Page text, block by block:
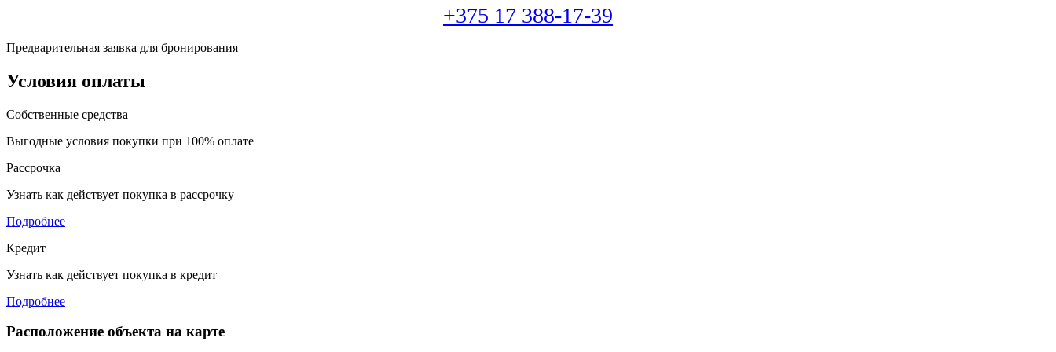
+375 17 388-17-39
Предварительная заявка для бронирования
Условия оплаты
Собственные средства
Выгодные условия покупки при 100% оплате
Рассрочка
Узнать как действует покупка в рассрочку
Подробнее
Кредит
Узнать как действует покупка в кредит
Подробнее
Расположение объекта на карте